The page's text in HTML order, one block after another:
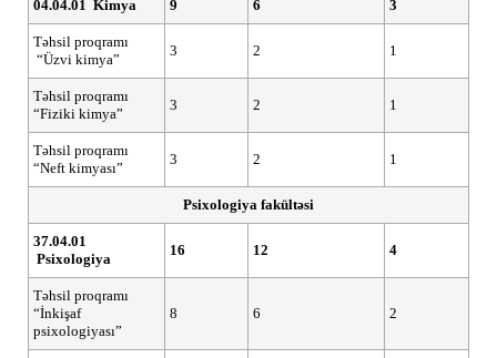
04.04.01 Kimya 9 6 3
Təhsil proqramı
“Üzvi kimya”
3 2 1
Təhsil proqramı
“Fiziki kimya”
3 2 1
Təhsil proqramı
“Neft kimyası”
3 2 1
Psixologiya fakültəsi
37.04.01
Psixologiya
16 12 4
Təhsil proqramı
“İnkişaf
psixologiyası”
8 6 2